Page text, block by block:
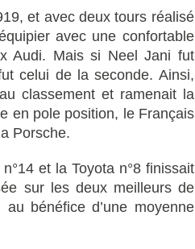
et avec deux tours réalisé
avec une confortable
Audi. Mais si Neel Jani fut
celui de la seconde. Ainsi,
classement et ramenait la
en pole position, le Français
Porsche.
et la Toyota n°8 finissait
sur les deux meilleurs de
bénéfice d’une moyenne